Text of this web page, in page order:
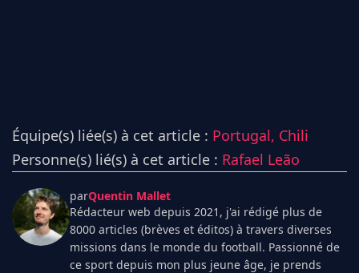
Équipe(s) liée(s) à cet article : Portugal, Chili
Personne(s) lié(s) à cet article : Rafael Leão
parQuentin Mallet
Rédacteur web depuis 2021, j'ai rédigé plus de
8000 articles (brèves et éditos) à travers diverses
missions dans le monde du football. Passionné de
ce sport depuis mon plus jeune âge, je prends